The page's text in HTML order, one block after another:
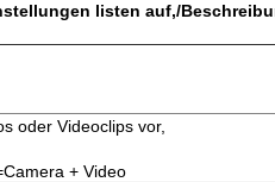
listen auf,/
oder Videoclips vor,
+ Video